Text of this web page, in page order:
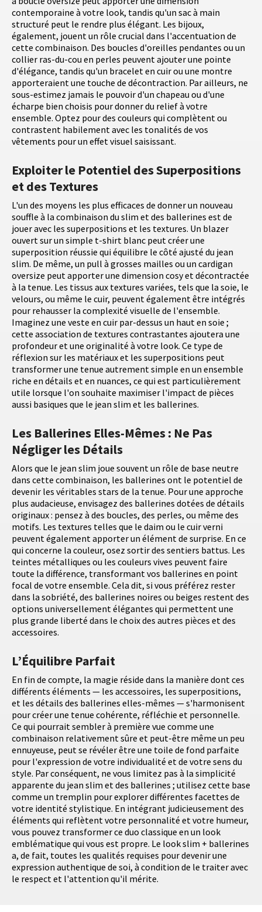
contemporaine à votre look, tandis qu'un sac à main
structuré peut le rendre plus élégant. Les bijoux,
également, jouent un rôle crucial dans l'accentuation de
cette combinaison. Des boucles d'oreilles pendantes ou un
collier ras-du-cou en perles peuvent ajouter une pointe
d'élégance, tandis qu'un bracelet en cuir ou une montre
apporteraient une touche de décontraction. Par ailleurs, ne
sous-estimez jamais le pouvoir d'un chapeau ou d'une
écharpe bien choisis pour donner du relief à votre
ensemble. Optez pour des couleurs qui complètent ou
contrastent habilement avec les tonalités de vos
vêtements pour un effet visuel saisissant.
Exploiter le Potentiel des Superpositions
et des Textures
L'un des moyens les plus efficaces de donner un nouveau
souffle à la combinaison du slim et des ballerines est de
jouer avec les superpositions et les textures. Un blazer
ouvert sur un simple t-shirt blanc peut créer une
superposition réussie qui équilibre le côté ajusté du jean
slim. De même, un pull à grosses mailles ou un cardigan
oversize peut apporter une dimension cosy et décontractée
à la tenue. Les tissus aux textures variées, tels que la soie, le
velours, ou même le cuir, peuvent également être intégrés
pour rehausser la complexité visuelle de l'ensemble.
Imaginez une veste en cuir par-dessus un haut en soie ;
cette association de textures contrastantes ajoutera une
profondeur et une originalité à votre look. Ce type de
réflexion sur les matériaux et les superpositions peut
transformer une tenue autrement simple en un ensemble
riche en détails et en nuances, ce qui est particulièrement
utile lorsque l'on souhaite maximiser l'impact de pièces
aussi basiques que le jean slim et les ballerines.
Les Ballerines Elles-Mêmes : Ne Pas
Négliger les Détails
Alors que le jean slim joue souvent un rôle de base neutre
dans cette combinaison, les ballerines ont le potentiel de
devenir les véritables stars de la tenue. Pour une approche
plus audacieuse, envisagez des ballerines dotées de détails
originaux : pensez à des boucles, des perles, ou même des
motifs. Les textures telles que le daim ou le cuir verni
peuvent également apporter un élément de surprise. En ce
qui concerne la couleur, osez sortir des sentiers battus. Les
teintes métalliques ou les couleurs vives peuvent faire
toute la différence, transformant vos ballerines en point
focal de votre ensemble. Cela dit, si vous préférez rester
dans la sobriété, des ballerines noires ou beiges restent des
options universellement élégantes qui permettent une
plus grande liberté dans le choix des autres pièces et des
accessoires.
L’Équilibre Parfait
En fin de compte, la magie réside dans la manière dont ces
différents éléments — les accessoires, les superpositions,
et les détails des ballerines elles-mêmes — s'harmonisent
pour créer une tenue cohérente, réfléchie et personnelle.
Ce qui pourrait sembler à première vue comme une
combinaison relativement sûre et peut-être même un peu
ennuyeuse, peut se révéler être une toile de fond parfaite
pour l'expression de votre individualité et de votre sens du
style. Par conséquent, ne vous limitez pas à la simplicité
apparente du jean slim et des ballerines ; utilisez cette base
comme un tremplin pour explorer différentes facettes de
votre identité stylistique. En intégrant judicieusement des
éléments qui reflètent votre personnalité et votre humeur,
vous pouvez transformer ce duo classique en un look
emblématique qui vous est propre. Le look slim + ballerines
a, de fait, toutes les qualités requises pour devenir une
expression authentique de soi, à condition de le traiter avec
le respect et l'attention qu'il mérite.